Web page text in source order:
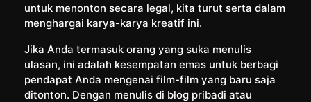
untuk menonton secara legal, kita turut serta dalam
menghargai karya-karya kreatif ini.
Jika Anda termasuk orang yang suka menulis
ulasan, ini adalah kesempatan emas untuk berbagi
pendapat Anda mengenai film-film yang baru saja
ditonton. Dengan menulis di blog pribadi atau